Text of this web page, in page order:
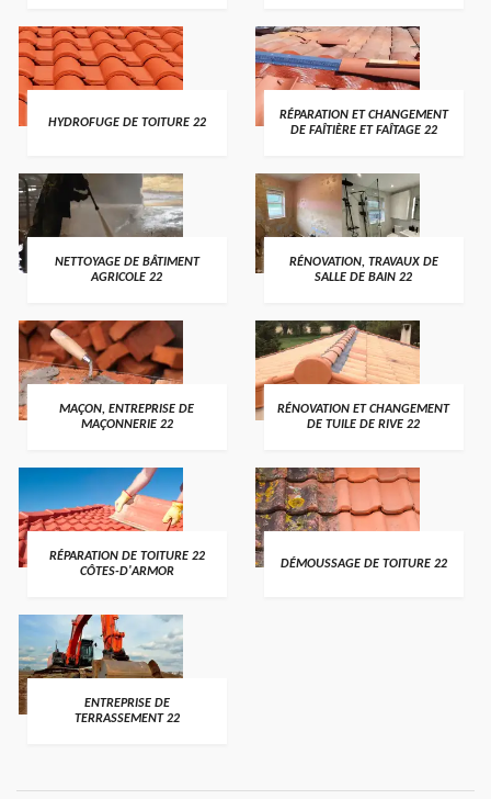
HYDROFUGE DE TOITURE 22
RÉPARATION ET CHANGEMENT
DE FAÎTIÈRE ET FAÎTAGE 22
NETTOYAGE DE BÂTIMENT
AGRICOLE 22
RÉNOVATION, TRAVAUX DE
SALLE DE BAIN 22
MAÇON, ENTREPRISE DE
MAÇONNERIE 22
RÉNOVATION ET CHANGEMENT
DE TUILE DE RIVE 22
RÉPARATION DE TOITURE 22
CÔTES-D'ARMOR
DÉMOUSSAGE DE TOITURE 22
ENTREPRISE DE
TERRASSEMENT 22